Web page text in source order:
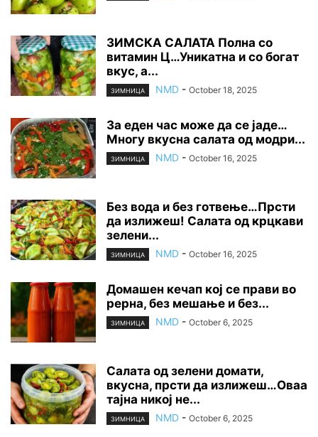
ЗИМСКА САЛАТА Полна со
витамин Ц…Уникатна и со богат
вкус, а...
ЗИМНИЦА NMD - October 18, 2025
За еден час може да се јаде…
Многу вкусна салата од модри...
ЗИМНИЦА NMD - October 16, 2025
Без вода и без готвење…Прсти
да излижеш! Салата од крцкави
зелени...
ЗИМНИЦА NMD - October 16, 2025
Домашен кечап кој се прави во
рерна, без мешање и без...
ЗИМНИЦА NMD - October 6, 2025
Салата од зелени домати,
вкусна, прсти да излижеш…Оваа
тајна никој не...
ЗИМНИЦА NMD - October 6, 2025